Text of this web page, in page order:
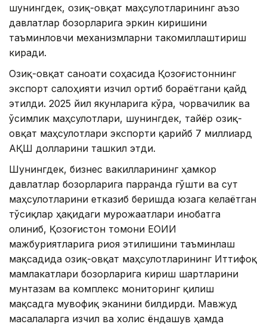
шунингдек, озиқ-овқат маҳсулотларининг аъзо
давлатлар бозорларига эркин киришини
таъминловчи механизмларни такомиллаштириш
киради.
Озиқ-овқат саноати соҳасида Қозоғистоннинг
экспорт салоҳияти изчил ортиб бораётгани қайд
этилди. 2025 йил якунларига кўра, чорвачилик ва
ўсимлик маҳсулотлари, шунингдек, тайёр озиқ-
овқат маҳсулотлари экспорти қарийб 7 миллиард
АҚШ долларини ташкил этди.
Шунингдек, бизнес вакилларининг ҳамкор
давлатлар бозорларига парранда гўшти ва сут
маҳсулотларини етказиб беришда юзага келаётган
тўсиқлар ҳақидаги мурожаатлари инобатга
олиниб, Қозоғистон томони ЕОИИ
мажбуриятларига риоя этилишини таъминлаш
мақсадида озиқ-овқат маҳсулотларининг Иттифоқ
мамлакатлари бозорларига кириш шартларини
мунтазам ва комплекс мониторинг қилиш
мақсадга мувофиқ эканини билдирди. Мавжуд
масалаларга изчил ва холис ёндашув ҳамда